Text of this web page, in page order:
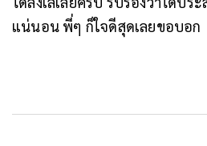
แน่นอน พี่ๆ ก็ใจดีสุดเลยขอบอก